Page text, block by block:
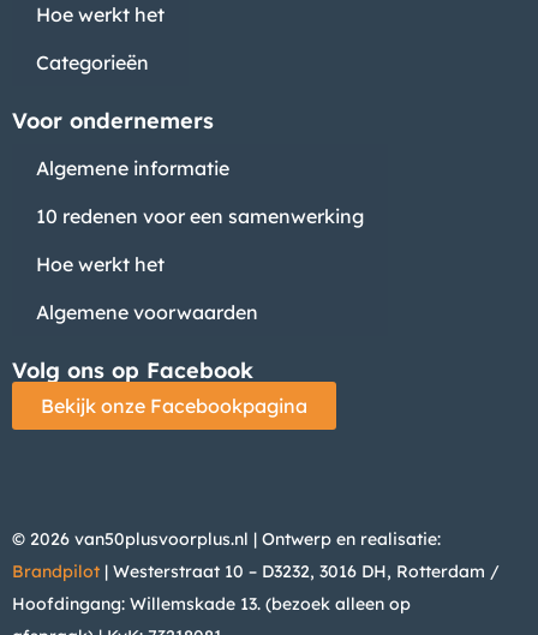
Hoe werkt het
Categorieën
Voor ondernemers
Algemene informatie
10 redenen voor een samenwerking
Hoe werkt het
Algemene voorwaarden
Volg ons op Facebook
Bekijk onze Facebookpagina
© 2026 van50plusvoorplus.nl | Ontwerp en realisatie:
Brandpilot | Westerstraat 10 – D3232, 3016 DH, Rotterdam /
Hoofdingang: Willemskade 13. (bezoek alleen op